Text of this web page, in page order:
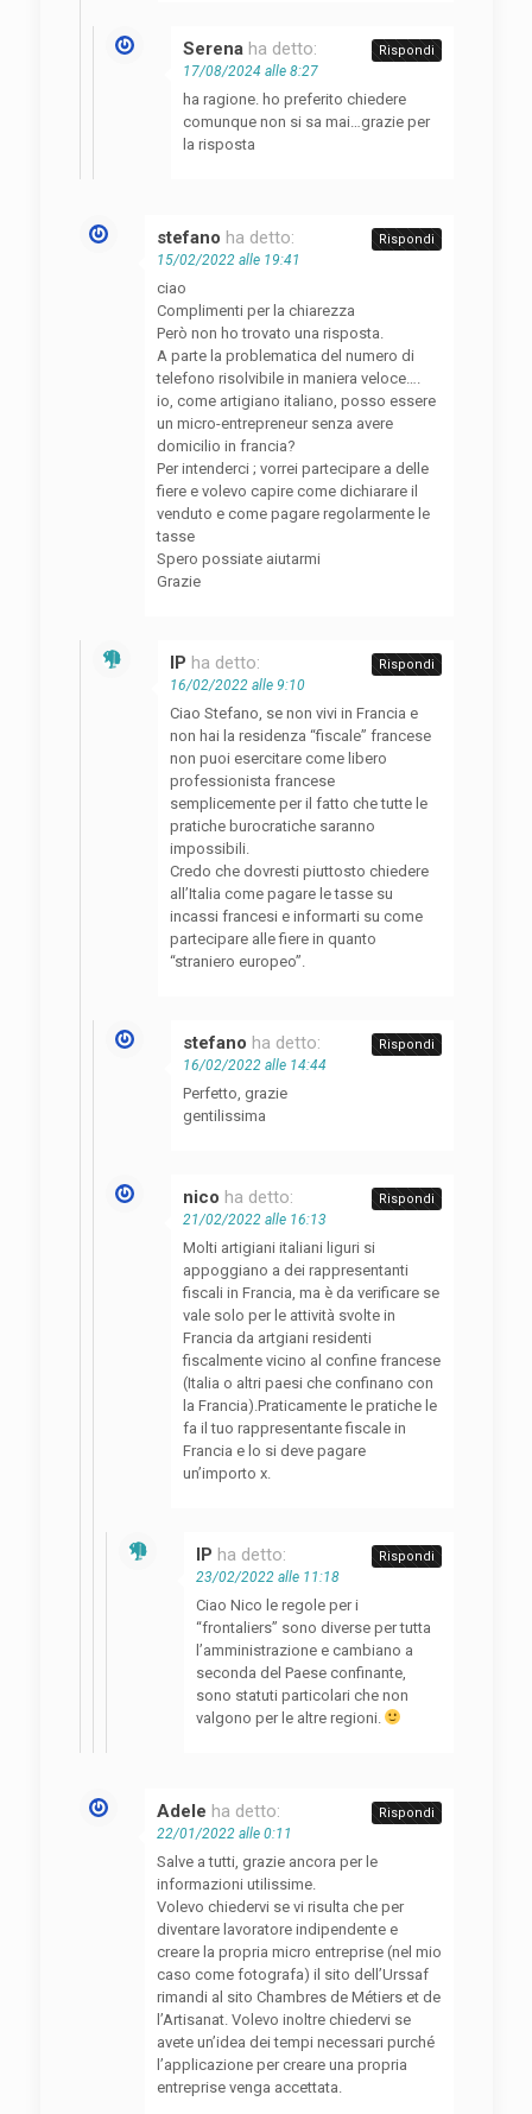
Serena ha detto:
17/08/2024 alle 8:27
ha ragione. ho preferito chiedere
comunque non si sa mai…grazie per
la risposta
Rispondi
stefano ha detto:
15/02/2022 alle 19:41
ciao
Complimenti per la chiarezza
Però non ho trovato una risposta.
A parte la problematica del numero di
telefono risolvibile in maniera veloce….
io, come artigiano italiano, posso essere
un micro-entrepreneur senza avere
domicilio in francia?
Per intenderci ; vorrei partecipare a delle
fiere e volevo capire come dichiarare il
venduto e come pagare regolarmente le
tasse
Spero possiate aiutarmi
Grazie
Rispondi
IP ha detto:
16/02/2022 alle 9:10
Ciao Stefano, se non vivi in Francia e
non hai la residenza “fiscale” francese
non puoi esercitare come libero
professionista francese
semplicemente per il fatto che tutte le
pratiche burocratiche saranno
impossibili.
Credo che dovresti piuttosto chiedere
all’Italia come pagare le tasse su
incassi francesi e informarti su come
partecipare alle fiere in quanto
“straniero europeo”.
Rispondi
stefano ha detto:
16/02/2022 alle 14:44
Perfetto, grazie
gentilissima
Rispondi
nico ha detto:
21/02/2022 alle 16:13
Molti artigiani italiani liguri si
appoggiano a dei rappresentanti
fiscali in Francia, ma è da verificare se
vale solo per le attività svolte in
Francia da artgiani residenti
fiscalmente vicino al confine francese
(Italia o altri paesi che confinano con
la Francia).Praticamente le pratiche le
fa il tuo rappresentante fiscale in
Francia e lo si deve pagare
un’importo x.
Rispondi
IP ha detto:
23/02/2022 alle 11:18
Ciao Nico le regole per i
“frontaliers” sono diverse per tutta
l’amministrazione e cambiano a
seconda del Paese confinante,
sono statuti particolari che non
valgono per le altre regioni.
Rispondi
Adele ha detto:
22/01/2022 alle 0:11
Salve a tutti, grazie ancora per le
informazioni utilissime.
Volevo chiedervi se vi risulta che per
diventare lavoratore indipendente e
creare la propria micro entreprise (nel mio
caso come fotografa) il sito dell’Urssaf
rimandi al sito Chambres de Métiers et de
l’Artisanat. Volevo inoltre chiedervi se
avete un’idea dei tempi necessari purché
l’applicazione per creare una propria
entreprise venga accettata.
Rispondi